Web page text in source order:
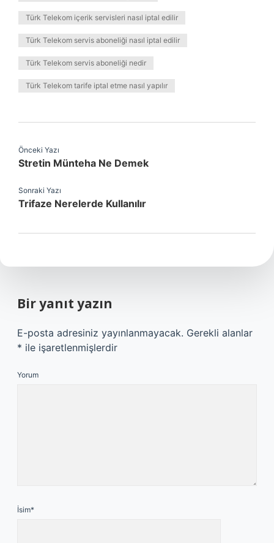
Türk Telekom içerik servisleri nasıl iptal edilir
Türk Telekom servis aboneliği nasıl iptal edilir
Türk Telekom servis aboneliği nedir
Türk Telekom tarife iptal etme nasıl yapılır
Önceki Yazı
Stretin Münteha Ne Demek
Sonraki Yazı
Trifaze Nerelerde Kullanılır
Bir yanıt yazın
E-posta adresiniz yayınlanmayacak. Gerekli alanlar
* ile işaretlenmişlerdir
Yorum
İsim*